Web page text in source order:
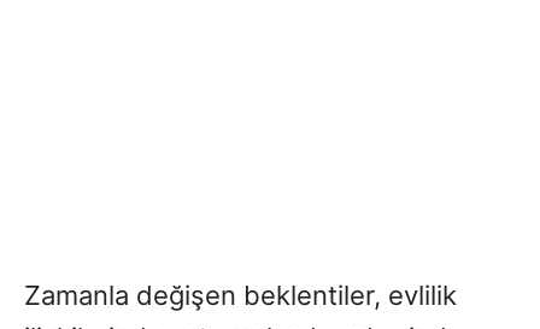
Zamanla değişen beklentiler, evlilik